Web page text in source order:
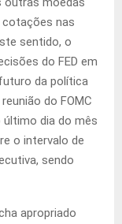
nas
sentido, o
do FED em
da política
do FOMC
último dia do mês
o intervalo de
sendo
apropriado